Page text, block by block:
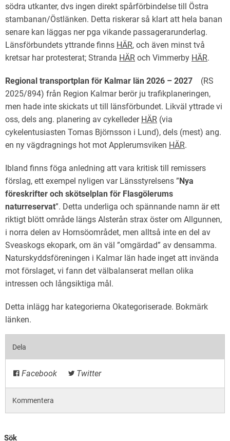
södra utkanter, dvs ingen direkt spårförbindelse till Östra
stambanan/Östlänken. Detta riskerar så klart att hela banan
senare kan läggas ner pga vikande passagerarunderlag.
Länsförbundets yttrande finns HÄR, och även minst två
kretsar har protesterat; Stranda HÄR och Vimmerby HÄR.
Regional transportplan för Kalmar län 2026 – 2027 (RS
2025/894) från Region Kalmar berör ju trafikplaneringen,
men hade inte skickats ut till länsförbundet. Likväl yttrade vi
oss, dels ang. planering av cykelleder HÄR (via
cykelentusiasten Tomas Björnsson i Lund), dels (mest) ang.
en ny vägdragnings hot mot Applerumsviken HÄR.
Ibland finns föga anledning att vara kritisk till remissers
förslag, ett exempel nyligen var Länsstyrelsens ”Nya
föreskrifter och skötselplan för Flasgölerums
naturreservat”. Detta underliga och spännande namn är ett
riktigt blött område längs Alsterån strax öster om Allgunnen,
i norra delen av Hornsöområdet, men alltså inte en del av
Sveaskogs ekopark, om än väl ”omgärdad” av densamma.
Naturskyddsföreningen i Kalmar län hade inget att invända
mot förslaget, vi fann det välbalanserat mellan olika
intressen och långsiktiga mål.
Detta inlägg har kategorierna Okategoriserade. Bokmärk
länken.
Dela
Facebook Twitter
Kommentera
Sök